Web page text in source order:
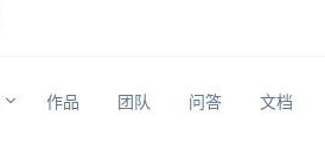
作品 团队 问答 文档